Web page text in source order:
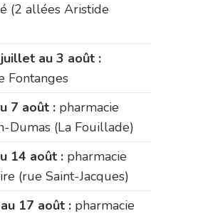
(2 allées Aristide
au 3 août :
Fontanges
7 août : pharmacie
Dumas (La Fouillade)
14 août : pharmacie
(rue Saint-Jacques)
17 août : pharmacie